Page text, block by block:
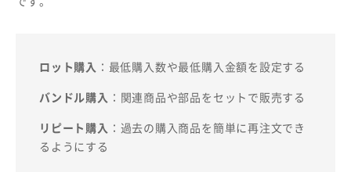
ロット購入 ：最低購入数や最低購入金額を設定する
バンドル購入 ：関連商品や部品をセットで販売する
リピート購入 ：過去の購入商品を簡単に再注文でき
るようにする